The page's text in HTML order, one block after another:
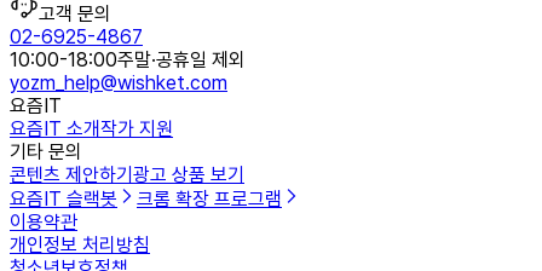
고객 문의
02-6925-4867
10:00-18:00주말·공휴일 제외
yozm_help@wishket.com
요즘IT
요즘IT 소개작가 지원
기타 문의
콘텐츠 제안하기광고 상품 보기
요즘IT 슬랙봇
크롬 확장 프로그램
이용약관
개인정보 처리방침